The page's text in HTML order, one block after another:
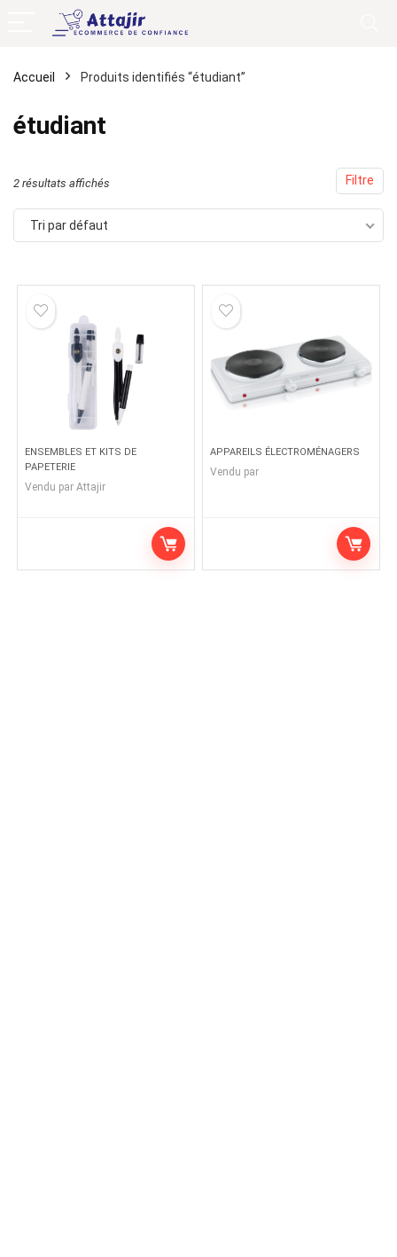
Accueil Produits identifiés “étudiant”
étudiant
Filtre
2 résultats affichés
Tri par défaut
ENSEMBLES ET KITS DE
PAPETERIE
Vendu par Attajir
APPAREILS ÉLECTROMÉNAGERS
Vendu par